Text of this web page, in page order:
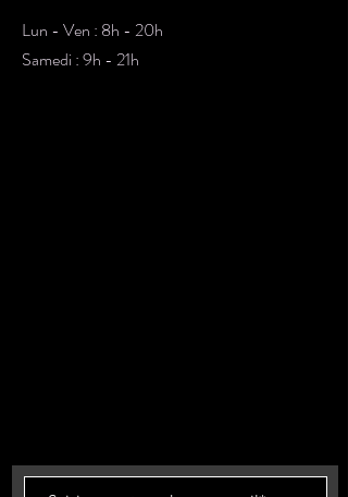
Lun - Ven : 8h - 20h
​​Samedi : 9h - 21h